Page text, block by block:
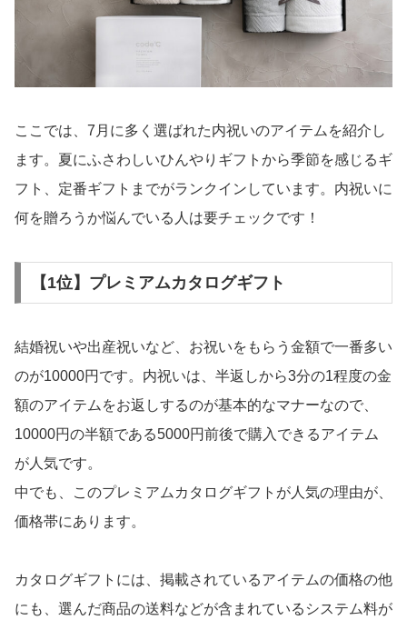
ここでは、7月に多く選ばれた内祝いのアイテムを紹介し
ます。夏にふさわしいひんやりギフトから季節を感じるギ
フト、定番ギフトまでがランクインしています。内祝いに
何を贈ろうか悩んでいる人は要チェックです！
【1位】プレミアムカタログギフト
結婚祝いや出産祝いなど、お祝いをもらう金額で一番多い
のが10000円です。内祝いは、半返しから3分の1程度の金
額のアイテムをお返しするのが基本的なマナーなので、
10000円の半額である5000円前後で購入できるアイテム
が人気です。
中でも、このプレミアムカタログギフトが人気の理由が、
価格帯にあります。
カタログギフトには、掲載されているアイテムの価格の他
にも、選んだ商品の送料などが含まれているシステム料が